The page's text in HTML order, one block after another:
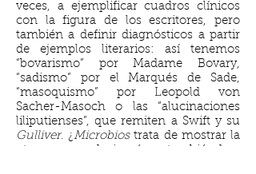
veces, a ejemplificar cuadros clínicos
con la figura de los escritores, pero
también a definir diagnósticos a partir
de ejemplos literarios: así tenemos
“bovarismo” por Madame Bovary,
“sadismo” por el Marqués de Sade,
“masoquismo” por Leopold von
Sacher-Masoch o las “alucinaciones
liliputienses”, que remiten a Swift y su
Gulliver. ¿Microbiostrata de mostrar la